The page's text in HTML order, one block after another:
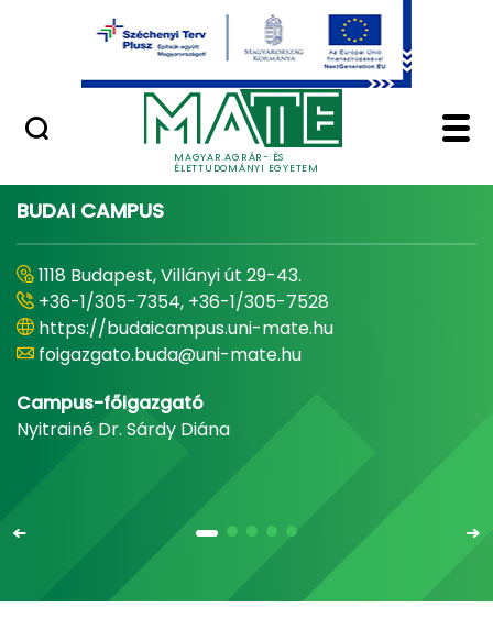
Ugrás a fő tartalomhoz
MAGYAR AGRÁR- ÉS
ÉLETTUDOMÁNYI EGYETEM
Minőségügy
Home - Magyar
BUDAI CAMPUS
1118 Budapest, Villányi út 29-43.
+36-1/305-7354, +36-1/305-7528
https://budaicampus.uni-mate.hu
foigazgato.buda@uni-mate.hu
Campus-főigazgató
Nyitrainé Dr. Sárdy Diána